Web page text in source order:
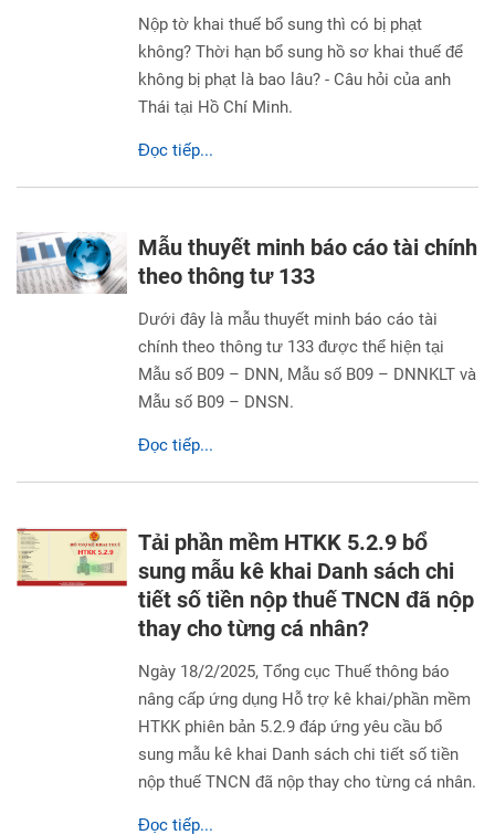
Nộp tờ khai thuế bổ sung thì có bị phạt
không? Thời hạn bổ sung hồ sơ khai thuế để
không bị phạt là bao lâu? - Câu hỏi của anh
Thái tại Hồ Chí Minh.
Đọc tiếp...
Mẫu thuyết minh báo cáo tài chính
theo thông tư 133
Dưới đây là mẫu thuyết minh báo cáo tài
chính theo thông tư 133 được thể hiện tại
Mẫu số B09 – DNN, Mẫu số B09 – DNNKLT và
Mẫu số B09 – DNSN.
Đọc tiếp...
Tải phần mềm HTKK 5.2.9 bổ
sung mẫu kê khai Danh sách chi
tiết số tiền nộp thuế TNCN đã nộp
thay cho từng cá nhân?
Ngày 18/2/2025, Tổng cục Thuế thông báo
nâng cấp ứng dụng Hỗ trợ kê khai/phần mềm
HTKK phiên bản 5.2.9 đáp ứng yêu cầu bổ
sung mẫu kê khai Danh sách chi tiết số tiền
nộp thuế TNCN đã nộp thay cho từng cá nhân.
Đọc tiếp...